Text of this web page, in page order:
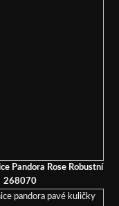
Pandora Rose Robustní
268070